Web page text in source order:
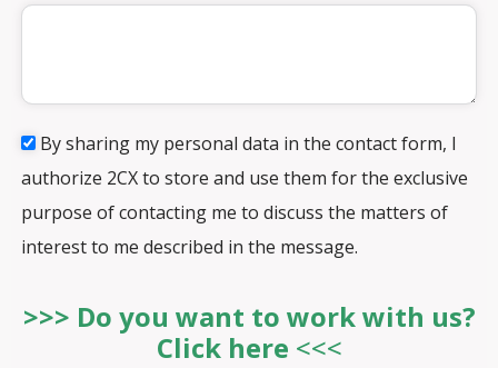
By sharing my personal data in the contact form, I
authorize 2CX to store and use them for the exclusive
purpose of contacting me to discuss the matters of
interest to me described in the message.
>>> Do you want to work with us?
Click here <<<